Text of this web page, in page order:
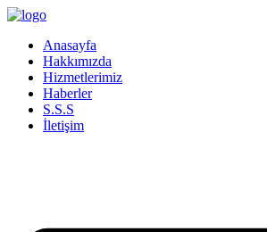
İçeriğe
Anasayfa
Hakkımızda
Hizmetlerimiz
Haberler
S.S.S
İletişim